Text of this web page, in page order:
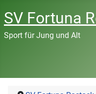
SV Fortuna
Sport für Jung und Alt